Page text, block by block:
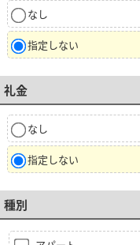
なし
指定しない
礼金
なし
指定しない
種別